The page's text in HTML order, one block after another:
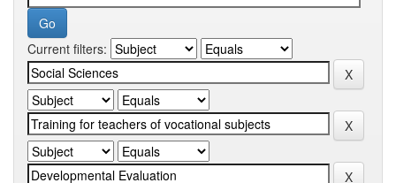
Current filters: